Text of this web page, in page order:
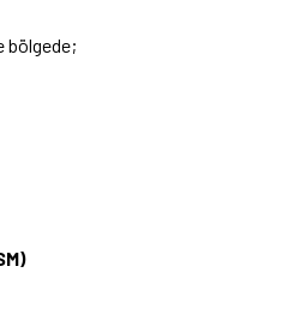
bölgede;